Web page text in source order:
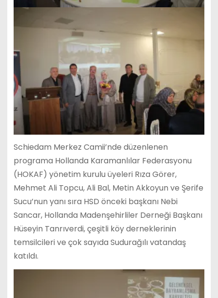
Schiedam Merkez Camii’nde düzenlenen
programa Hollanda Karamanlılar Federasyonu
(HOKAF) yönetim kurulu üyeleri Rıza Görer,
Mehmet Ali Topcu, Ali Bal, Metin Akkoyun ve Şerife
Sucu’nun yanı sıra HSD önceki başkanı Nebi
Sancar, Hollanda Madenşehirliler Derneği Başkanı
Hüseyin Tanrıverdi, çeşitli köy derneklerinin
temsilcileri ve çok sayıda Sudurağılı vatandaş
katıldı.